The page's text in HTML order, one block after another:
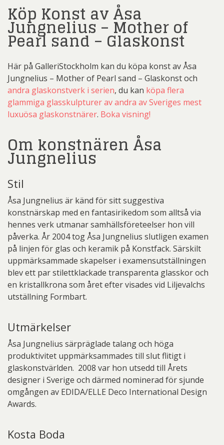
Köp Konst av Åsa
Jungnelius – Mother of
Pearl sand – Glaskonst
Här på GalleriStockholm kan du köpa konst av Åsa
Jungnelius – Mother of Pearl sand – Glaskonst och
andra glaskonstverk i serien, du kan köpa flera
glammiga glasskulpturer av andra av Sveriges mest
luxuösa glaskonstnärer. Boka visning!
Om konstnären Åsa
Jungnelius
Stil
Åsa Jungnelius är känd för sitt suggestiva
konstnärskap med en fantasirikedom som alltså via
hennes verk utmanar samhällsföreteelser hon vill
påverka. År 2004 tog Åsa Jungnelius slutligen examen
på linjen för glas och keramik på Konstfack. Särskilt
uppmärksammade skapelser i examensutställningen
blev ett par stilettklackade transparenta glasskor och
en kristallkrona som året efter visades vid Liljevalchs
utställning Formbart.
Utmärkelser
Åsa Jungnelius särpräglade talang och höga
produktivitet uppmärksammades till slut flitigt i
glaskonstvärlden. 2008 var hon utsedd till Årets
designer i Sverige och därmed nominerad för sjunde
omgången av EDIDA/ELLE Deco International Design
Awards.
Kosta Boda